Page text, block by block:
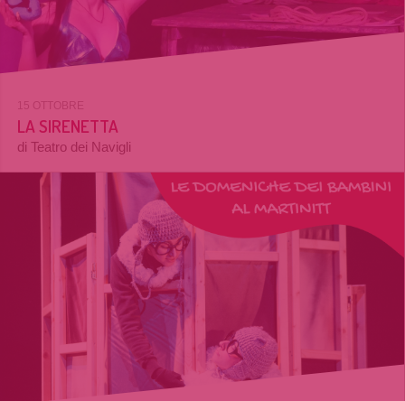
15 OTTOBRE
LA SIRENETTA
di Teatro dei Navigli